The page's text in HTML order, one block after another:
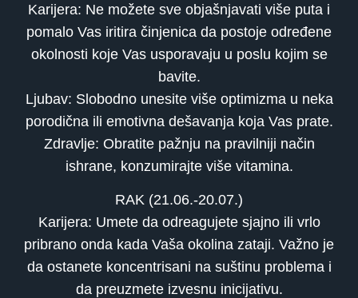
Karijera: Ne možete sve objašnjavati više puta i
pomalo Vas iritira činjenica da postoje određene
okolnosti koje Vas usporavaju u poslu kojim se
bavite.
Ljubav: Slobodno unesite više optimizma u neka
porodična ili emotivna dešavanja koja Vas prate.
Zdravlje: Obratite pažnju na pravilniji način
ishrane, konzumirajte više vitamina.
RAK (21.06.-20.07.)
Karijera: Umete da odreagujete sjajno ili vrlo
pribrano onda kada Vaša okolina zataji. Važno je
da ostanete koncentrisani na suštinu problema i
da preuzmete izvesnu inicijativu.